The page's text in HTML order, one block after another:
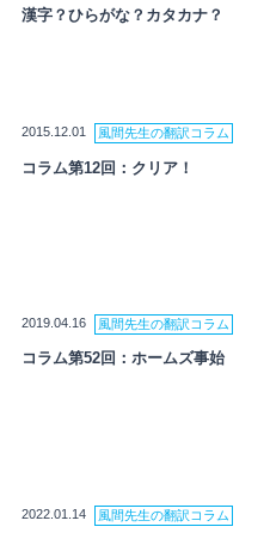
漢字？ひらがな？カタカナ？
2015.12.01 風間先生の翻訳コラム
コラム第12回：クリア！
2019.04.16 風間先生の翻訳コラム
コラム第52回：ホームズ事始
2022.01.14 風間先生の翻訳コラム